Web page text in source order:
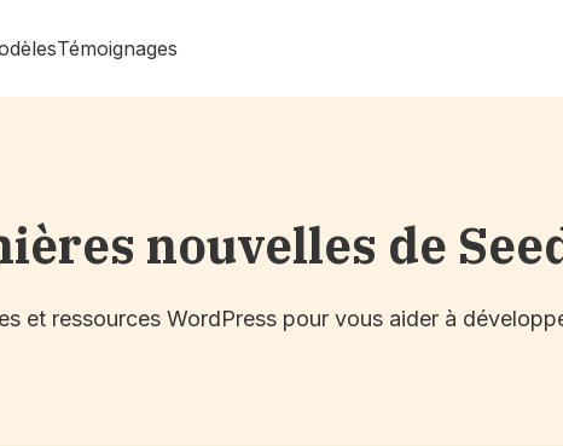
Témoignages
nouvelles de
et ressources WordPress pour vous aider à